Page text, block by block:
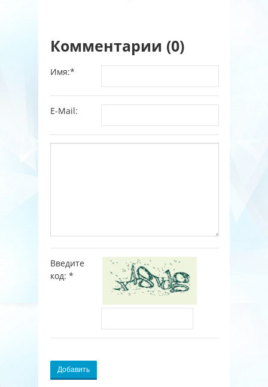
Комментарии (0)
Имя:*
E-Mail:
Введите
код: *
Добавить